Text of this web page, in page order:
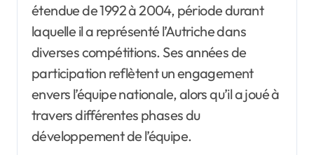
étendue de 1992 à 2004, période durant
laquelle il a représenté l’Autriche dans
diverses compétitions. Ses années de
participation reflètent un engagement
envers l’équipe nationale, alors qu’il a joué à
travers différentes phases du
développement de l’équipe.